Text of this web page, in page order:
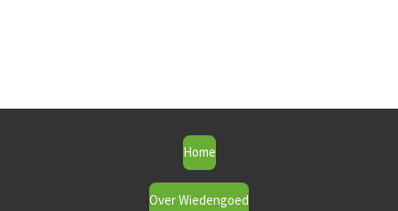
Home
Over Wiedengoed